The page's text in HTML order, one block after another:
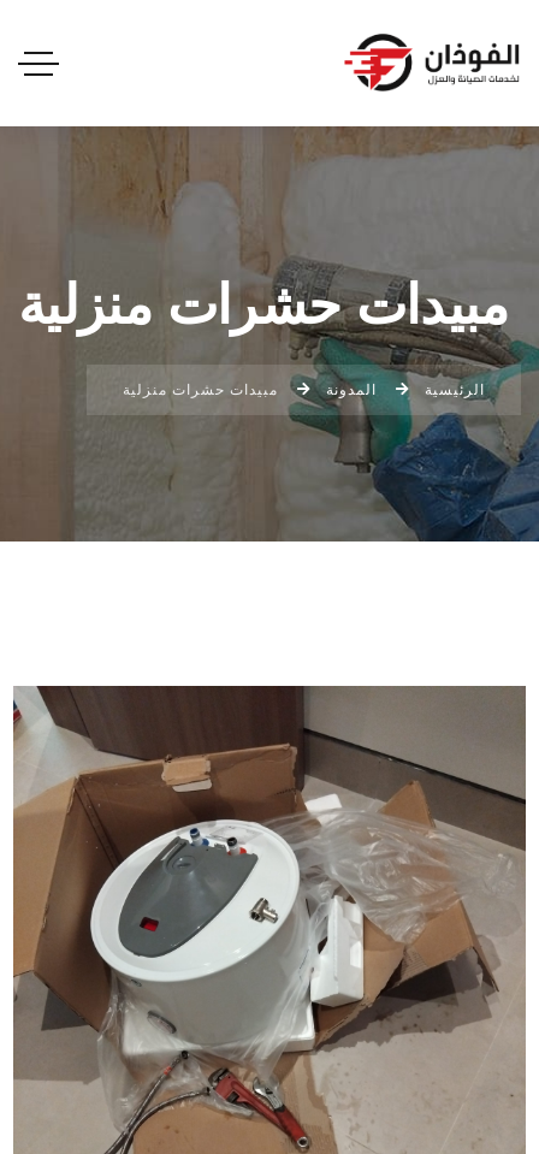
مبيدات حشرات منزلية
الرئيسية المدونة مبيدات حشرات منزلية